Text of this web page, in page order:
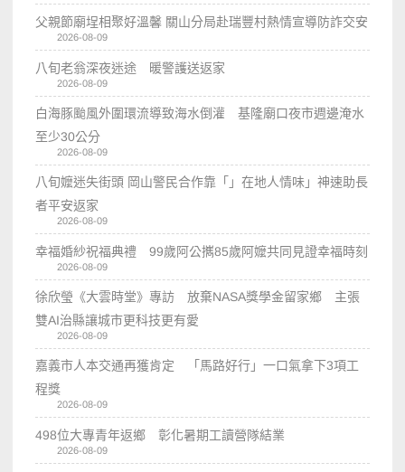
父親節廟埕相聚好溫馨 關山分局赴瑞豐村熱情宣導防詐交安
2026-08-09
八旬老翁深夜迷途 暖警護送返家
2026-08-09
白海豚颱風外圍環流導致海水倒灌 基隆廟口夜市週邊淹水
至少30公分
2026-08-09
八旬嬤迷失街頭 岡山警民合作靠「」在地人情味」神速助長
者平安返家
2026-08-09
幸福婚紗祝福典禮 99歲阿公𢹂85歲阿嬤共同見證幸福時刻
2026-08-09
徐欣瑩《大雲時堂》專訪 放棄NASA獎學金留家鄉 主張
雙AI治縣讓城市更科技更有愛
2026-08-09
嘉義市人本交通再獲肯定 「馬路好行」一口氣拿下3項工
程獎
2026-08-09
498位大專青年返鄉 彰化暑期工讀營隊結業
2026-08-09